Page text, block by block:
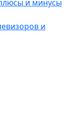
и минусы
и